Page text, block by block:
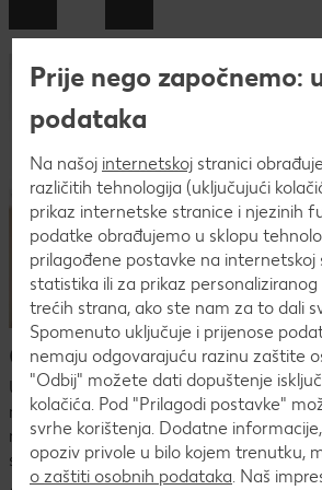
Česta pitanja o
U procesu prijave mogu se pojaviti
nastavku ćeš naći pregled najčešćih
nismo uspjeli odgovoriti na tvoje pitanje
slobodno nam se javi na
Prije nego započnemo:
podataka
Na našoj internetskoj stranici
različitih tehnologija (uključujući
prikaz internetske stranice i njezinih
podatke obrađujemo u sklopu
prilagođene postavke na
statistika ili za prikaz
trećih strana, ako ste nam za to dali
Spomenuto uključuje i prijenose
nemaju odgovarajuću razinu zaštite
"Odbij" možete dati dopuštenje
kolačića. Pod "Prilagodi postavke"
svrhe korištenja. Dodatne
opoziv privole u bilo kojem trenutku,
o zaštiti osobnih podataka. Naš